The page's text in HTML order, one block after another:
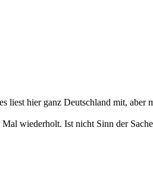
liest hier ganz Deutschland mit, aber
wiederholt. Ist nicht Sinn der